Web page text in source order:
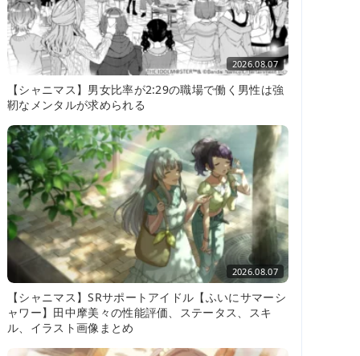
2026.08.07
【シャニマス】男女比率が2:29の職場で働く男性は強
靭なメンタルが求められる
2026.08.07
【シャニマス】SRサポートアイドル【ふいにサマーシ
ャワー】田中摩美々の性能評価、ステータス、スキ
ル、イラスト画像まとめ